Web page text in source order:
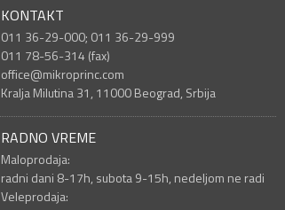
KONTAKT
011 36-29-000; 011 36-29-999
011 78-56-314 (fax)
office@mikroprinc.com
Kralja Milutina 31, 11000 Beograd, Srbija
RADNO VREME
Maloprodaja:
radni dani 8-17h, subota 9-15h, nedeljom ne radi
Veleprodaja: